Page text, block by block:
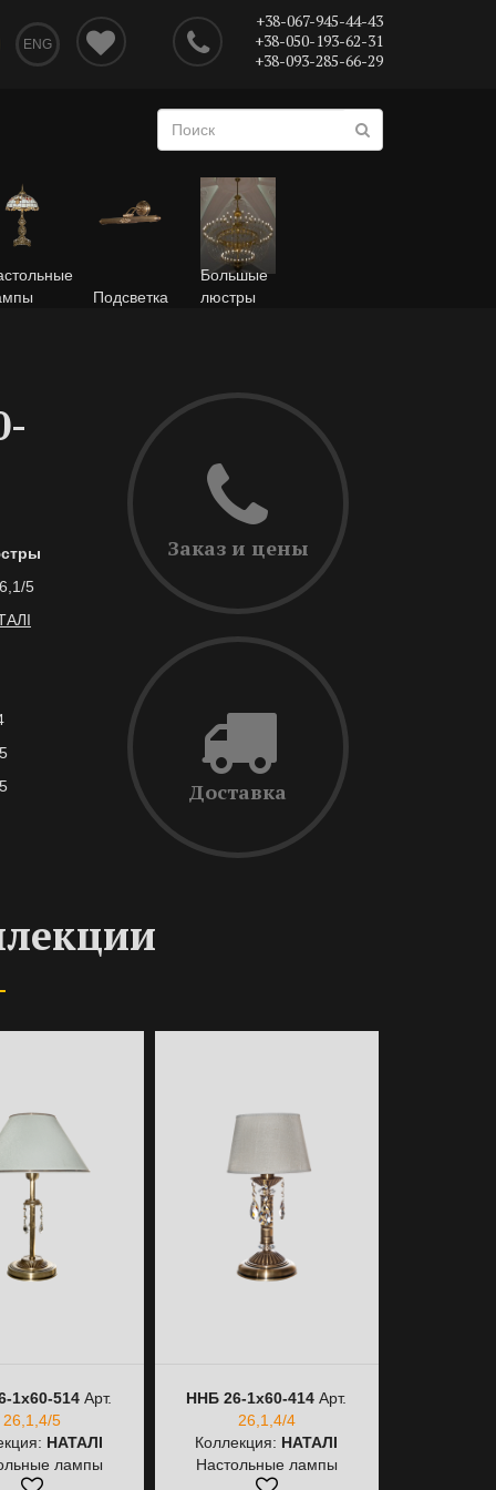
ENG
+38-067-945-44-43
+38-050-193-62-31
+38-093-285-66-29
Подсветка
Большые
люстры
5
Заказ и цены
Доставка
1х60-514 Арт.
26,1,4/5
НАТАЛІ
лампы
ННБ 26-1х60-414 Арт.
26,1,4/4
Коллекция: НАТАЛІ
Настольные лампы